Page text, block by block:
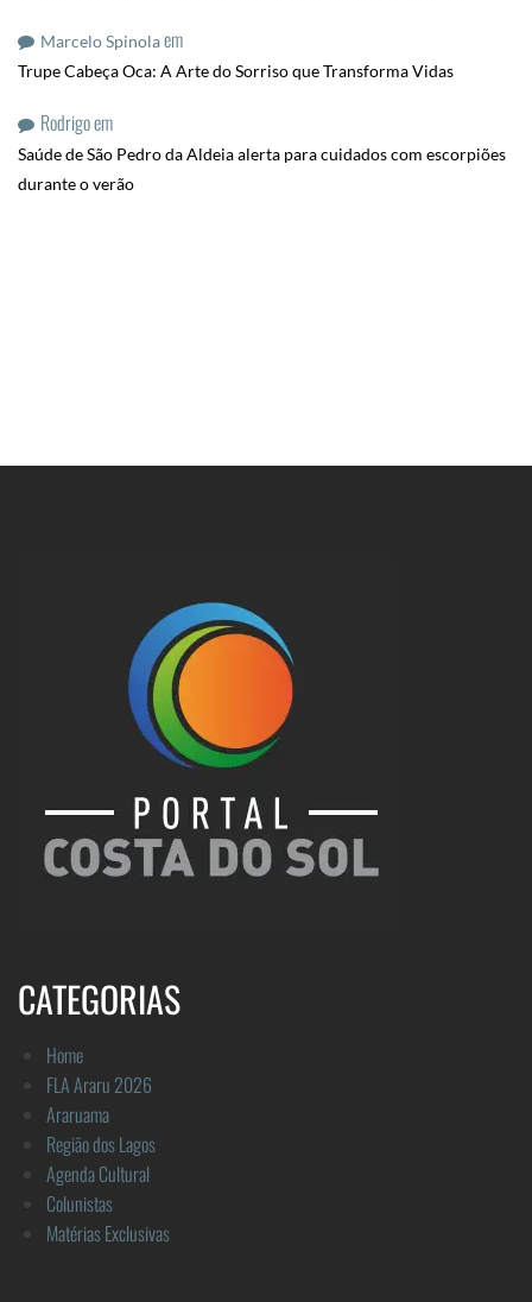
Marcelo Spinolaem
Trupe Cabeça Oca: A Arte do Sorriso que Transforma Vidas
Rodrigoem
Saúde de São Pedro da Aldeia alerta para cuidados com escorpiões
durante o verão
CATEGORIAS
Home
FLA Araru 2026
Araruama
Região dos Lagos
Agenda Cultural
Colunistas
Matérias Exclusivas